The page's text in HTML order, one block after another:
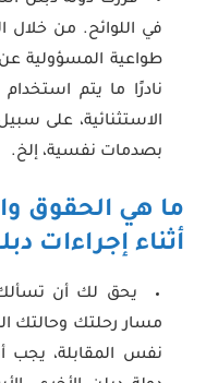
في اللوائح. من خلال
طواعية المسؤولية
نادرًا ما يتم
الاستثنائية، على
بصدمات نفسية، إلخ.
ما هي الحقوق
أثناء إجراءات
يحق لك أن تسألك
مسار رحلتك وحالتك
نفس المقابلة، يجب